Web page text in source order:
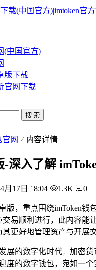
(中国官方)
版下载
官网下载
搜 索
官网 内容详情
-深入了解
月17日 18:04 1.3K 0
版，重点围绕imToken
交易顺利进行，此内容能
更好地管理资产与开展
展的数字化时代，加密
度的数字钱包，宛如一